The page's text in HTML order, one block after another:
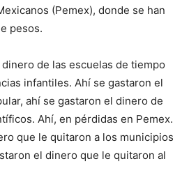
(Pemex), donde se han
pesos.
de las escuelas de tiempo
infantiles. Ahí se gastaron el
ahí se gastaron el dinero de
Ahí, en pérdidas en Pemex.
que le quitaron a los municipios
el dinero que le quitaron al